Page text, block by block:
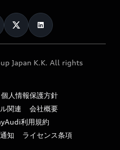
Japan K.K. All rights
個人情報保護方針
関連
会社概要
利用規約
知
ライセンス条項